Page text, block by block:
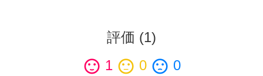
評価 (1)
sentiment_satisfied 1 sentiment_neutral 0 sentiment_dissatisfied 0